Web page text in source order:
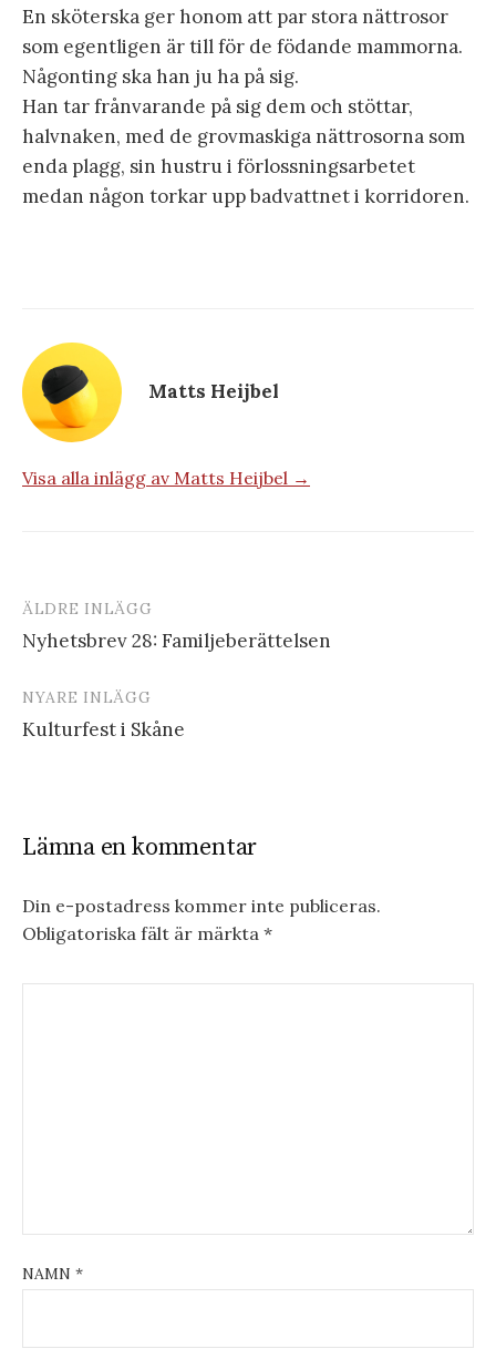
En sköterska ger honom att par stora nättrosor
som egentligen är till för de födande mammorna.
Någonting ska han ju ha på sig.
Han tar frånvarande på sig dem och stöttar,
halvnaken, med de grovmaskiga nättrosorna som
enda plagg, sin hustru i förlossningsarbetet
medan någon torkar upp badvattnet i korridoren.
Matts Heijbel
Visa alla inlägg av Matts Heijbel →
Inläggsnavigering
ÄLDRE INLÄGG
Nyhetsbrev 28: Familjeberättelsen
NYARE INLÄGG
Kulturfest i Skåne
Lämna en kommentar
Din e-postadress kommer inte publiceras.
Obligatoriska fält är märkta *
NAMN *